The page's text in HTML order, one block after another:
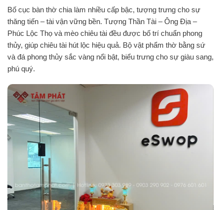
Bố cục bàn thờ chia làm nhiều cấp bậc, tượng trưng cho sự
thăng tiến – tài vận vững bền. Tượng Thần Tài – Ông Địa –
Phúc Lộc Thọ và mèo chiêu tài đều được bố trí chuẩn phong
thủy, giúp chiêu tài hút lộc hiệu quả. Bộ vật phẩm thờ bằng sứ
và đá phong thủy sắc vàng nổi bật, biểu trưng cho sự giàu sang,
phú quý.